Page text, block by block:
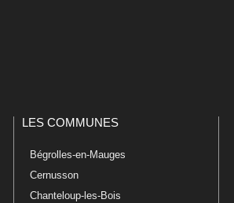
LES COMMUNES
Bégrolles-en-Mauges
Cernusson
Chanteloup-les-Bois